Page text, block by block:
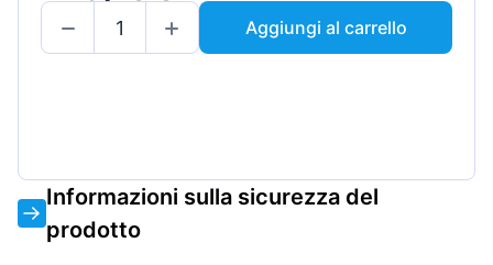
Aggiungi al carrello
Informazioni sulla sicurezza del
prodotto